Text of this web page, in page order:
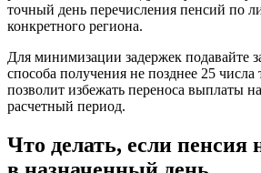
точный день перечисления пенсий по
конкретного региона.
Для минимизации задержек подавайте
способа получения не позднее 25
позволит избежать переноса выплаты
расчетный период.
Что делать, если пенсия